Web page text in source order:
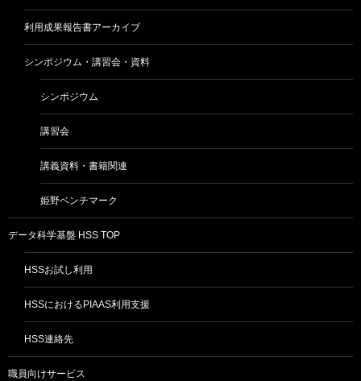
利用成果報告書アーカイブ
シンポジウム・講習会・資料
シンポジウム
講習会
講義資料・書籍関連
姫野ベンチマーク
データ科学基盤 HSS TOP
HSSお試し利用
HSSにおけるPIAAS利用支援
HSS連絡先
職員向けサービス